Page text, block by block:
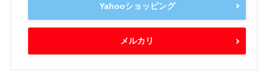
Yahooショッピング
メルカリ